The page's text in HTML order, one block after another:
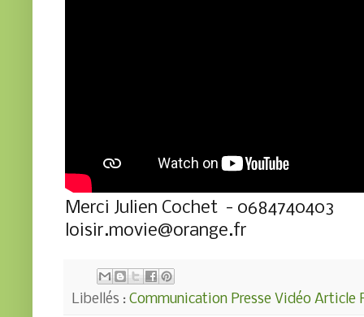
Merci Julien Cochet - 0684740403
loisir.movie@orange.fr
Libellés : Communication Presse Vidéo Article